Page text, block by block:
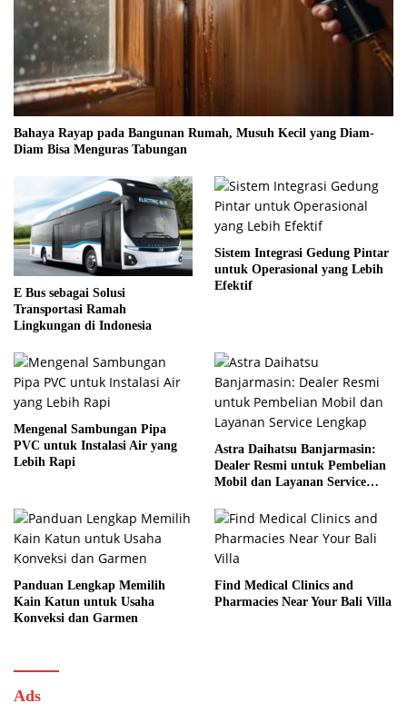
Bahaya Rayap pada Bangunan Rumah, Musuh Kecil yang Diam-
Diam Bisa Menguras Tabungan
E Bus sebagai Solusi
Transportasi Ramah
Lingkungan di Indonesia
Sistem Integrasi Gedung Pintar
untuk Operasional yang Lebih
Efektif
Mengenal Sambungan Pipa
PVC untuk Instalasi Air yang
Lebih Rapi
Astra Daihatsu Banjarmasin:
Dealer Resmi untuk Pembelian
Mobil dan Layanan Service
Panduan Lengkap Memilih
Kain Katun untuk Usaha
Konveksi dan Garmen
Find Medical Clinics and
Pharmacies Near Your Bali Villa
Ads